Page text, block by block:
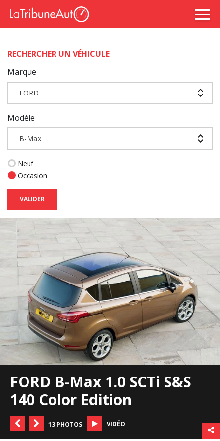
RECHERCHER UN VÉHICULE
Marque
FORD
Modèle
B-Max
Neuf
Occasion
VALIDER
FORD B-Max 1.0 SCTi S&S
140 Color Edition
13 PHOTOS VIDÉO